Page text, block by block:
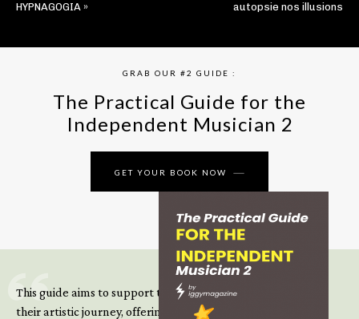
HYPNAGOGIA »
autopsie nos illusions
GRAB OUR #2 GUIDE :
The Practical Guide for the
Independent Musician 2
GET YOUR BOOK NOW
This guide aims to support those climbing the next steps of
their artistic journey, offering practical insight, updated